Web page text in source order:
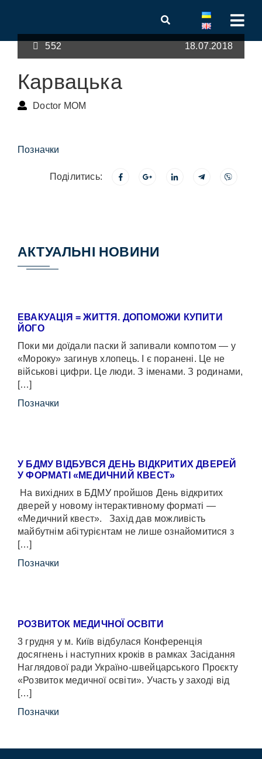
552 18.07.2018
Карвацька
Doctor MOM
Позначки
Поділитись:
АКТУАЛЬНІ НОВИНИ
ЕВАКУАЦІЯ = ЖИТТЯ. ДОПОМОЖИ КУПИТИ
ЙОГО
Поки ми доїдали паски й запивали компотом — у
«Мороку» загинув хлопець. І є поранені. Це не
військові цифри. Це люди. З іменами. З родинами,
[…]
Позначки
У БДМУ ВІДБУВСЯ ДЕНЬ ВІДКРИТИХ ДВЕРЕЙ
У ФОРМАТІ «МЕДИЧНИЙ КВЕСТ»
На вихідних в БДМУ пройшов День відкритих
дверей у новому інтерактивному форматі —
«Медичний квест». Захід дав можливість
майбутнім абітурієнтам не лише ознайомитися з
[…]
Позначки
РОЗВИТОК МЕДИЧНОЇ ОСВІТИ
3 грудня у м. Київ відбулася Конференція
досягнень і наступних кроків в рамках Засідання
Наглядової ради Україно-швейцарського Проєкту
«Розвиток медичної освіти». Участь у заході від
[…]
Позначки